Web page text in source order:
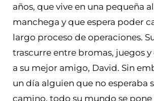
años, que vive en una pequeña
manchega y que espera poder
largo proceso de operaciones.
trascurre entre bromas, juegos
a su mejor amigo, David. Sin
un día alguien que no esperaba
camino, todo su mundo se pone